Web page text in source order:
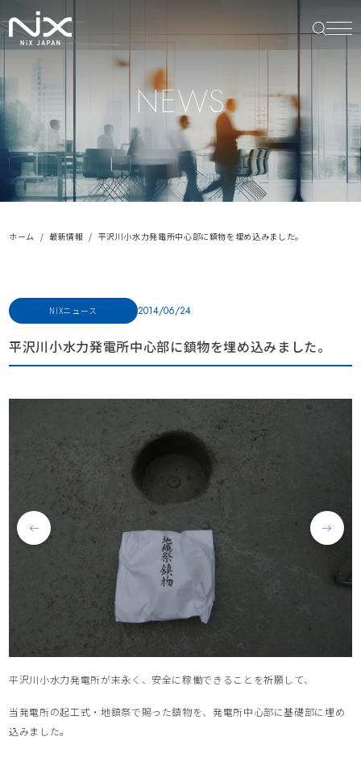
NEWS
ホーム 最新情報 平沢川小水力発電所中心部に鎮物を埋め込みました。
NiXニュース 2014/06/24
平沢川小水力発電所中心部に鎮物を埋め込みました。
平沢川小水力発電所が末永く、安全に稼働できることを祈願して、
当発電所の起工式・地鎮祭で賜った鎮物を、発電所中心部に基礎部に埋め
込みました。